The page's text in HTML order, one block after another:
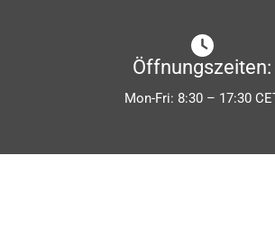
Öffnungszeiten:
Mon-Fri: 8:30 – 17:30